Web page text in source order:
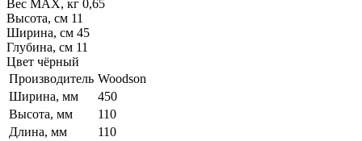
Вес МАХ, кг 0,65
Высота, см 11
Ширина, см 45
Глубина, см 11
Цвет чёрный
Производитель Woodson
Ширина, мм
450
Высота, мм
110
Длина, мм
110